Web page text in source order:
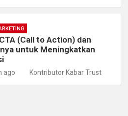
(Call to Action) dan
untuk Meningkatkan
ago Kontributor Kabar Trust